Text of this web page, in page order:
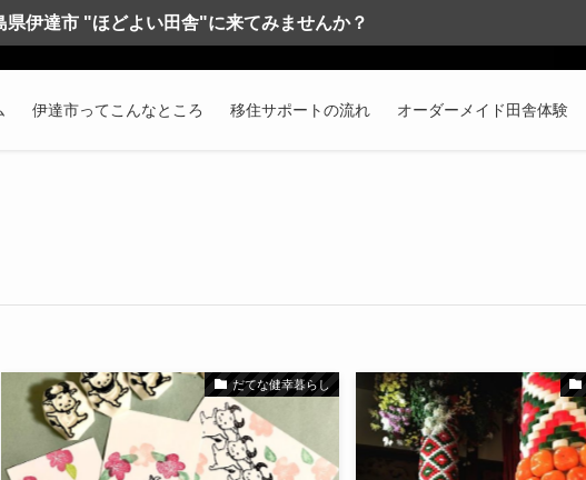
県伊達市 "ほどよい田舎"に来てみませんか？
伊達市ってこんなところ 移住サポートの流れ オーダーメイド田舎体験
だてな健幸暮らし